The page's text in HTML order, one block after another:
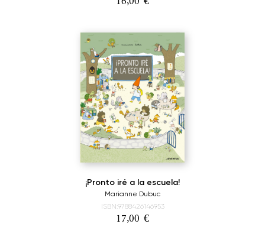
¡Pronto iré a la escuela!
Marianne Dubuc
ISBN:9788426146953
17,00 €